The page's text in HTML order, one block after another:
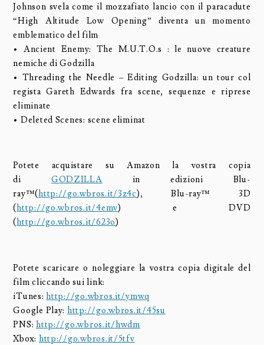
Johnson svela come il mozzafiato lancio con il paracadute
“High Altitude Low Opening” diventa un momento
emblematico del film
• Ancient Enemy: The M.U.T.O.s : le nuove creature
nemiche di Godzilla
• Threading the Needle – Editing Godzilla: un tour col
regista Gareth Edwards fra scene, sequenze e riprese
eliminate
• Deleted Scenes: scene eliminat
Potete acquistare su Amazon la vostra copia
di GODZILLA in edizioni Blu-
ray™(http://go.wbros.it/3z4c), Blu-ray™ 3D
(http://go.wbros.it/4emv) e DVD
(http://go.wbros.it/623o)
Potete scaricare o noleggiare la vostra copia digitale del
film cliccando sui link:
iTunes:http://go.wbros.it/ymwq
Google Play: http://go.wbros.it/45su
PNS:http://go.wbros.it/hwdm
Xbox: http://go.wbros.it/5tfv